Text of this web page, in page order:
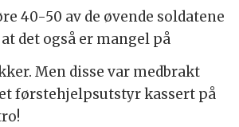
40-50 av de øvende soldatene
det også er mangel på
Men disse var medbrakt
førstehjelpsutstyr kassert på